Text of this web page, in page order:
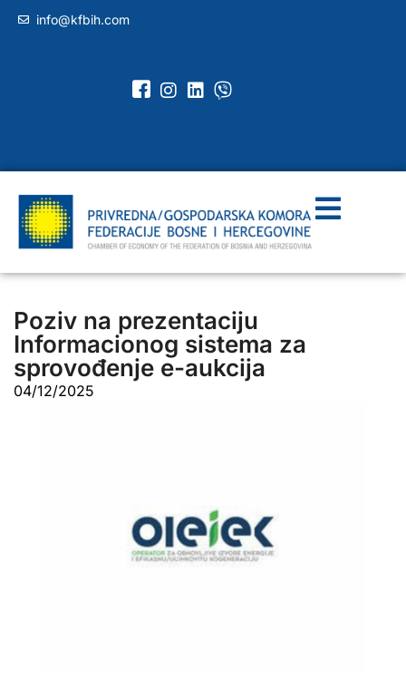
info@kfbih.com
Poziv na prezentaciju
Informacionog sistema za
sprovođenje e-aukcija
04/12/2025